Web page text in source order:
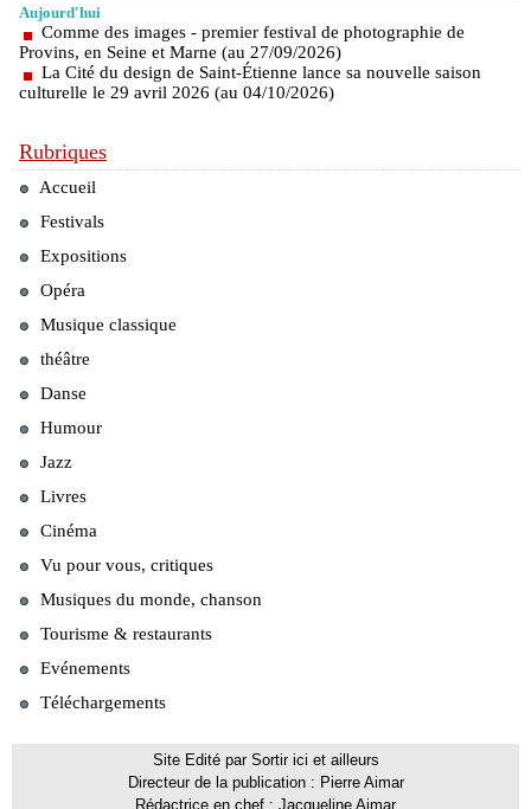
Aujourd'hui
Comme des images - premier festival de photographie de
Provins, en Seine et Marne (au 27/09/2026)
La Cité du design de Saint-Étienne lance sa nouvelle saison
culturelle le 29 avril 2026 (au 04/10/2026)
Rubriques
Accueil
Festivals
Expositions
Opéra
Musique classique
théâtre
Danse
Humour
Jazz
Livres
Cinéma
Vu pour vous, critiques
Musiques du monde, chanson
Tourisme & restaurants
Evénements
Téléchargements
Site Edité par Sortir ici et ailleurs
Directeur de la publication : Pierre Aimar
Rédactrice en chef : Jacqueline Aimar